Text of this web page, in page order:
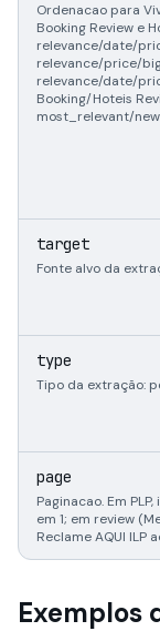
Ordenacao para
Booking Review e
relevance/date/
relevance/price/
relevance/date/
Booking/Hoteis
most_relevant/
target
Fonte alvo da
type
Tipo da extração:
page
Paginacao. Em
em 1; em review
Reclame AQUI ILP
Exemplos